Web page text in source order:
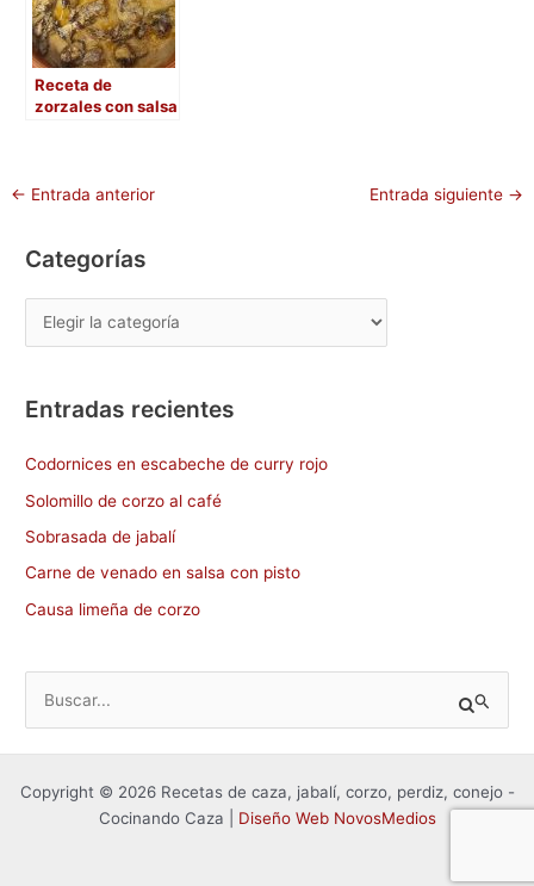
Receta de
zorzales con salsa
← Entrada anterior Entrada siguiente →
Categorías
Entradas recientes
Codornices en escabeche de curry rojo
Solomillo de corzo al café
Sobrasada de jabalí
Carne de venado en salsa con pisto
Causa limeña de corzo
c
Copyright © 2026 Recetas de caza, jabalí, corzo, perdiz, conejo -
Cocinando Caza | Diseño Web NovosMedios